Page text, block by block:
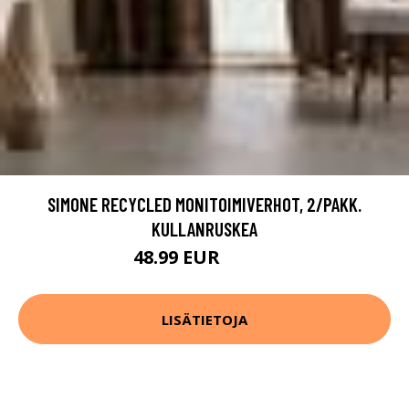
SIMONE RECYCLED MONITOIMIVERHOT, 2/PAKK.
KULLANRUSKEA
48.99 EUR
LISÄTIETOJA